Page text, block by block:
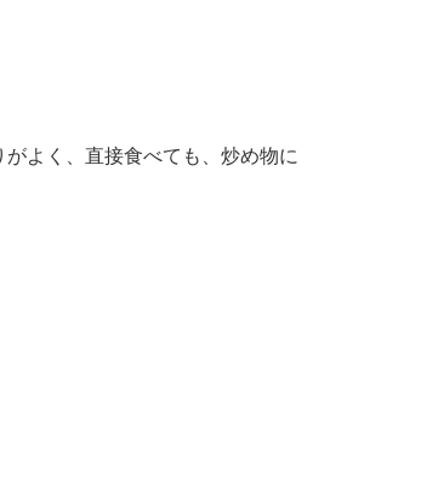
よく、直接食べても、炒め物に